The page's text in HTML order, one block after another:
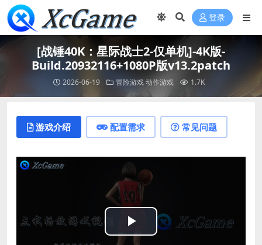
登录
[战锤40K：星际战士2-仅单机]-4K版-
Build.20932116+1080P版v13.2patch
2026-06-19 冒险游戏 动作游戏 1.7K
游戏介绍 配置需求 常见问题
Play